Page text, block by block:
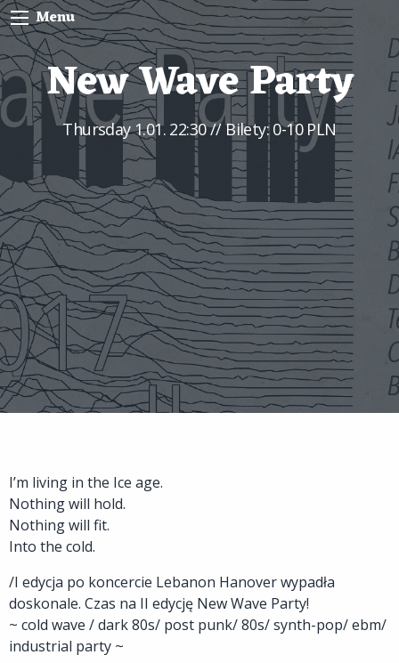
Menu
New Wave Party
Thursday1.01. 22:30// Bilety: 0-10 PLN
I’m living in the Ice age.
Nothing will hold.
Nothing will fit.
Into the cold.
/I edycja po koncercie Lebanon Hanover wypadła
doskonale. Czas na II edycję New Wave Party!
~ cold wave / dark 80s/ post punk/ 80s/ synth-pop/ ebm/
industrial party ~